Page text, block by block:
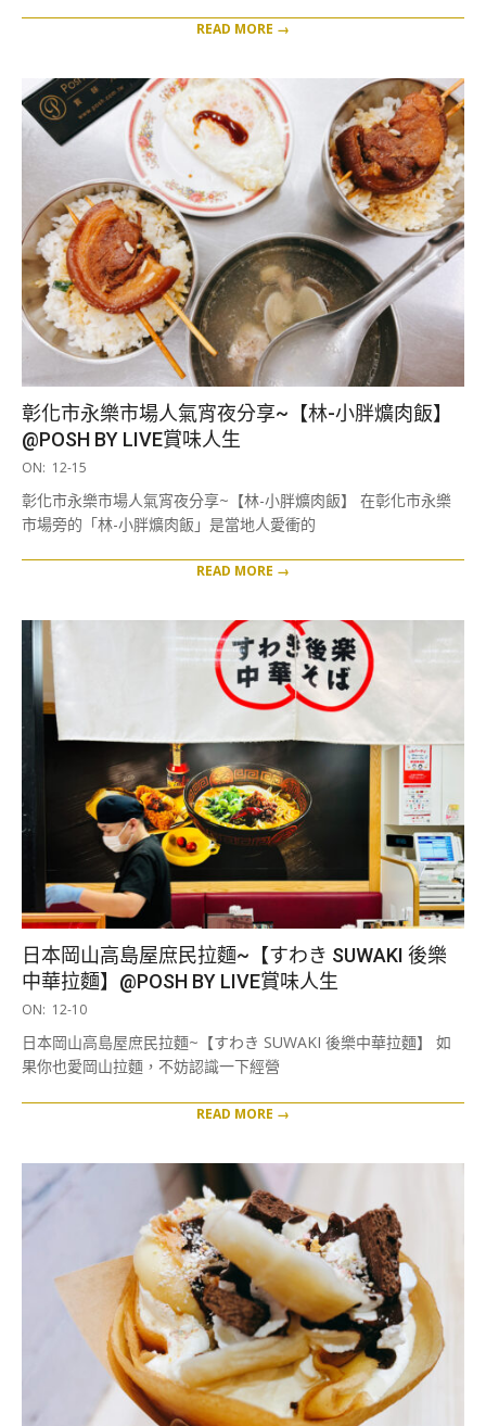
READ MORE →
彰化市永樂市場人氣宵夜分享~【林-小胖爌肉飯】
@POSH BY LIVE賞味人生
2025-
15
ON: 12-15
彰化市永樂市場人氣宵夜分享~【林-小胖爌肉飯】 在彰化市永樂
市場旁的「林-小胖爌肉飯」是當地人愛衝的
READ MORE →
日本岡山高島屋庶民拉麵~【すわき SUWAKI 後樂
中華拉麵】@POSH BY LIVE賞味人生
2025-
10
ON: 12-10
日本岡山高島屋庶民拉麵~【すわき SUWAKI 後樂中華拉麵】 如
果你也愛岡山拉麵，不妨認識一下經營
READ MORE →